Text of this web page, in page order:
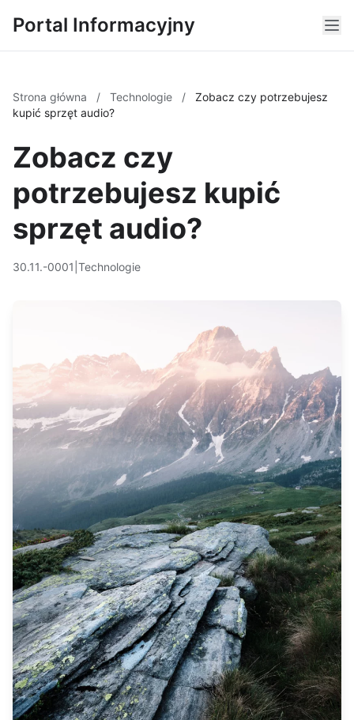
Portal Informacyjny
Strona główna / Technologie /
Zobacz czy potrzebujesz
kupić sprzęt audio?
Zobacz czy
potrzebujesz kupić
sprzęt audio?
30.11.-0001 Technologie